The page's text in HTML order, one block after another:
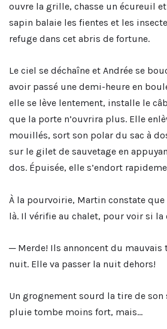
ouvre la grille, chasse un écureuil
sapin balaie les fientes et les
refuge dans cet abris de fortune.
Le ciel se déchaîne et Andrée se
avoir passé une demi-heure en
elle se lève lentement, installe le
que la porte n’ouvrira plus. Elle
mouillés, sort son polar du sac à
sur le gilet de sauvetage en
dos. Épuisée, elle s’endort
À la pourvoirie, Martin constate que
là. Il vérifie au chalet, pour voir si la
─ Merde! Ils annoncent du
nuit. Elle va passer la nuit dehors!
Un grognement sourd la tire de son
pluie tombe moins fort, mais…